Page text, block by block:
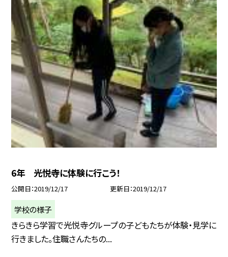
6年 光悦寺に体験に行こう！
公開日 2019/12/17 更新日 2019/12/17
学校の様子
きらきら学習で光悦寺グループの子どもたちが体験・見学に
行きました。住職さんたちの...